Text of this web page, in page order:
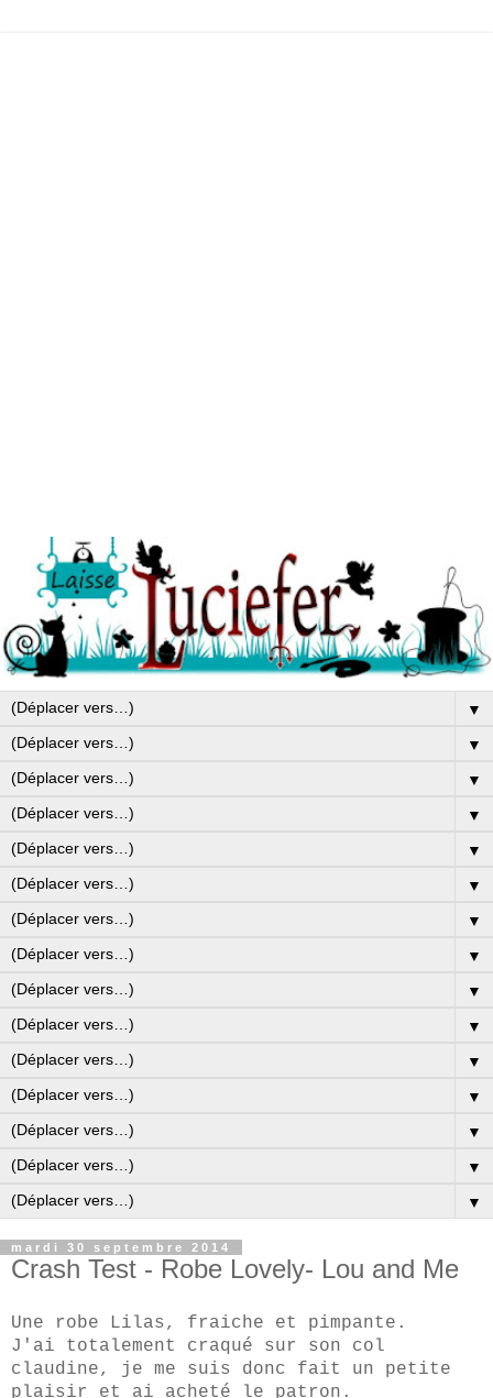
▼
▼
▼
▼
▼
▼
▼
▼
▼
▼
▼
▼
▼
▼
▼
mardi 30 septembre 2014
Crash Test - Robe Lovely- Lou and Me
Une robe Lilas, fraiche et pimpante.
J'ai totalement craqué sur son col
claudine, je me suis donc fait un petite
plaisir et ai acheté le patron.